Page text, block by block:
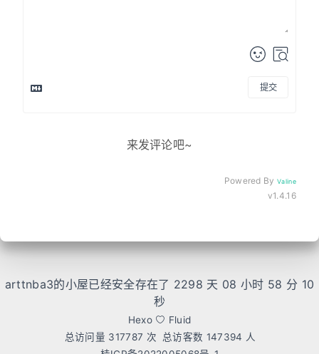
提交
来发评论吧~
Powered ByValine
v1.4.16
arttnba3的小屋已经安全存在了 2298 天 08 小时 58 分 10
秒
Hexo
Fluid
总访问量 317787 次 总访客数 147394 人